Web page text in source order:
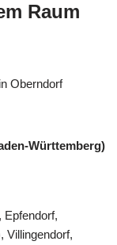
Raum
Oberndorf
Württemberg)
Epfendorf,
Villingendorf,